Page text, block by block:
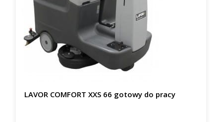
LAVOR COMFORT XXS 66 gotowy do pracy